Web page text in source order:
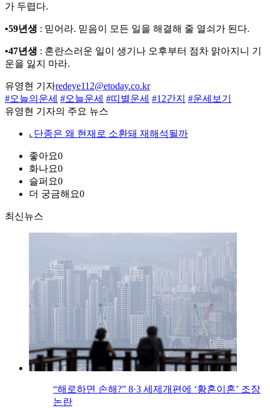
가 두렵다.
•59년생 : 믿어라. 믿음이 모든 일을 해결해 줄 열쇠가 된다.
•47년생 : 혼란스러운 일이 생기나 오후부터 점차 맑아지니 기
운을 잃지 마라.
유영현 기자redeye112@etoday.co.kr
#오늘의운세 #오늘운세 #띠별운세 #12간지 #운세보기
유영현 기자의 주요 뉴스
⌞ 단종은 왜 현재로 소환돼 재해석될까
좋아요0
화나요0
슬퍼요0
더 궁금해요0
최신뉴스
“해로하면 손해?” 8·3 세제개편에 ‘황혼이혼’ 조장
논란